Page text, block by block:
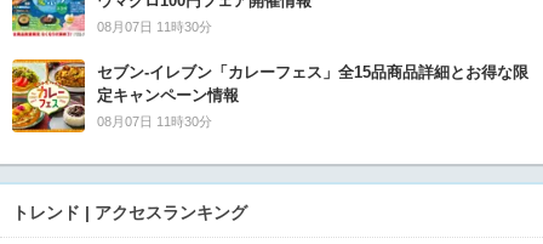
08月07日 11時30分
セブン‐イレブン「カレーフェス」全15品商品詳細とお得な限
定キャンペーン情報
08月07日 11時30分
トレンド | アクセスランキング